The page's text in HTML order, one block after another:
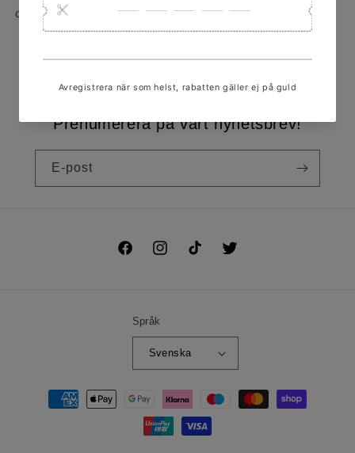
oss för mer!
Prenumerera på vårt nyhetsbrev!
E-post
FacebookInstagramTikTok Twitter
Språk
Svenska
Betalningsmetoder